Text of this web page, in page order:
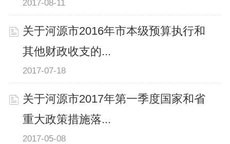
2017-08-11
关于河源市2016年市本级预算执行和
其他财政收支的...
2017-07-18
关于河源市2017年第一季度国家和省
重大政策措施落...
2017-05-08